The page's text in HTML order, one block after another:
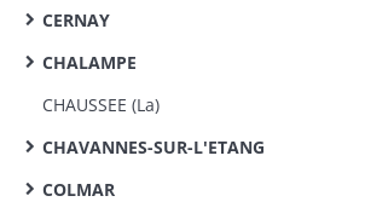
CERNAY
CHALAMPE
CHAUSSEE (La)
CHAVANNES-SUR-L'ETANG
COLMAR